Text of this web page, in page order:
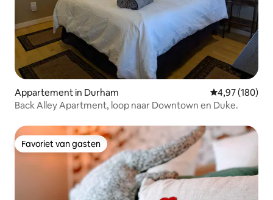
Appartement in Durham Gemiddelde
4,97 (180)
Back Alley Apartment, loop naar Downtown en Duke.
Favoriet van gasten
Favoriet van gasten